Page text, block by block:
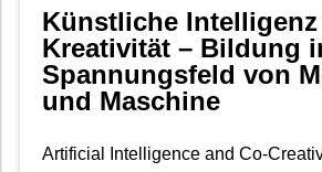
Künstliche
Kreativität – Bildung
Spannungsfeld von
und Maschine
Artificial Intelligence and Co-